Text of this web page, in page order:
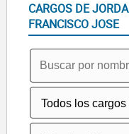
CARGOS DE
FRANCISCO JOSE